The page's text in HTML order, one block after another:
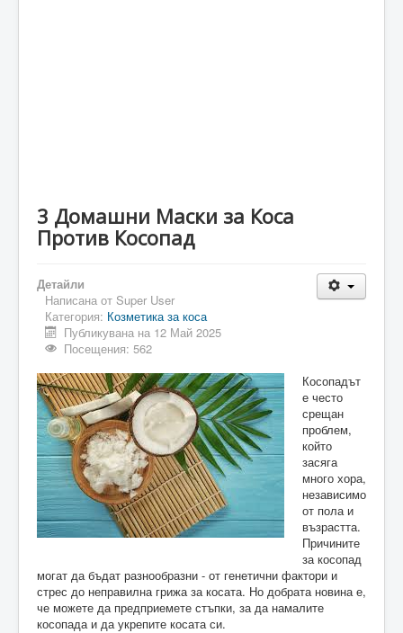
3 Домашни Маски за Коса
Против Косопад
Детайли
Написана от Super User
Категория: Козметика за коса
Публикувана на 12 Май 2025
Посещения: 562
Косопадът
е често
срещан
проблем,
който
засяга
много хора,
независимо
от пола и
възрастта.
Причините
за косопад
могат да бъдат разнообразни - от генетични фактори и
стрес до неправилна грижа за косата. Но добрата новина е,
че можете да предприемете стъпки, за да намалите
косопада и да укрепите косата си.